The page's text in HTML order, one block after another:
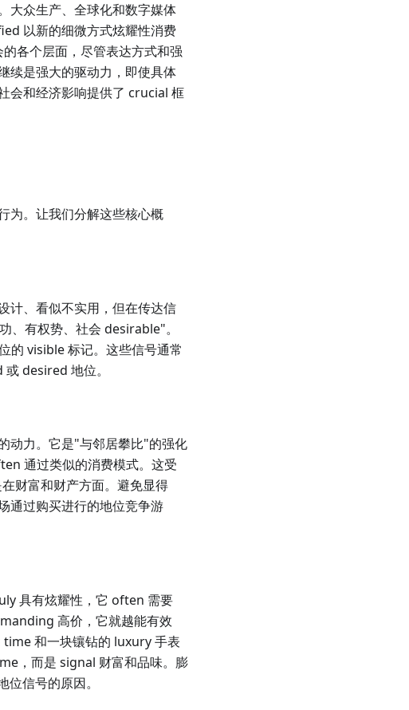
大众生产、全球化和数字媒体
以新的细微方式炫耀性消费
各个层面，尽管表达方式和强
续是强大的驱动力，即使具体
会和经济影响提供了 crucial 框
为。让我们分解这些核心概
、看似不实用，但在传达信
、有权势、社会 desirable"。
的 visible 标记。这些信号通常
desired 地位。
动力。它是"与邻居攀比"的强化
通过类似的消费模式。这受
财富和财产方面。避免显得
通过购买进行的地位竞争游
具有炫耀性，它 often 需要
高价，它就越能有效
和一块镶钻的 luxury 手表
，而是 signal 财富和品味。膨
信号的原因。